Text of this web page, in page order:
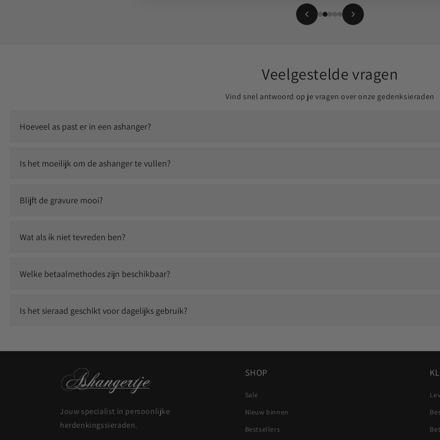
Veelgestelde vragen
Vind snel antwoord op je vragen over onze gedenksieraden
Hoeveel as past er in een ashanger?
Is het moeilijk om de ashanger te vullen?
Blijft de gravure mooi?
Wat als ik niet tevreden ben?
Welke betaalmethodes zijn beschikbaar?
Is het sieraad geschikt voor dagelijks gebruik?
Jouw specialist in persoonlijke
herdenkingssieraden.
SHOP
Sale
Nieuw binnen
Bestsellers